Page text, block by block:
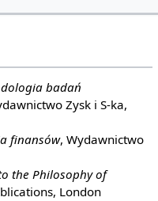
badań
Zysk i S-ka,
finansów, Wydawnictwo
the Philosophy of
London